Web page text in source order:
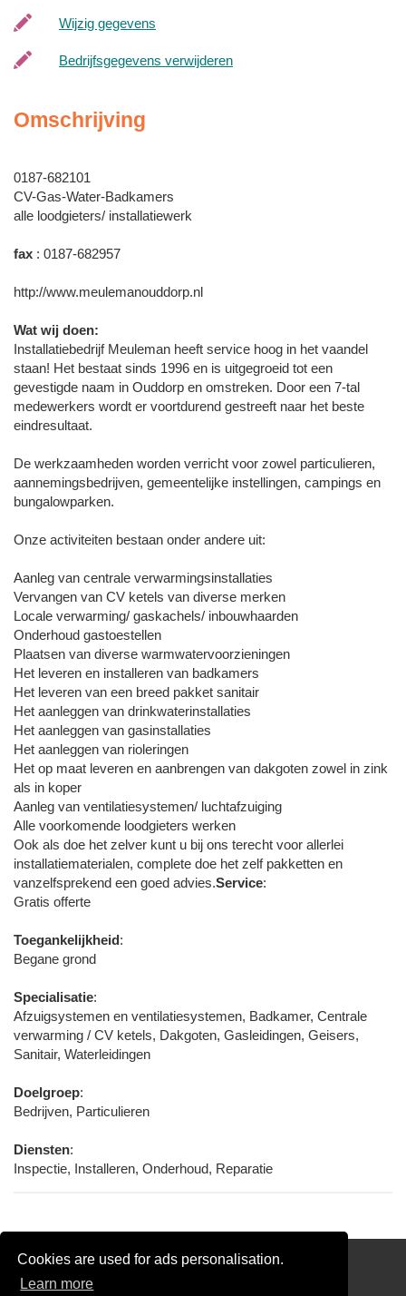
Cookies are used for ads personalisation.
Learn more
Wijzig gegevens
Bedrijfsgegevens verwijderen
Omschrijving
0187-682101
CV-Gas-Water-Badkamers
alle loodgieters/ installatiewerk
fax : 0187-682957
http://www.meulemanouddorp.nl
Wat wij doen:
Installatiebedrijf Meuleman heeft service hoog in het vaandel
staan! Het bestaat sinds 1996 en is uitgegroeid tot een
gevestigde naam in Ouddorp en omstreken. Door een 7-tal
medewerkers wordt er voortdurend gestreeft naar het beste
eindresultaat.
De werkzaamheden worden verricht voor zowel particulieren,
aannemingsbedrijven, gemeentelijke instellingen, campings en
bungalowparken.
Onze activiteiten bestaan onder andere uit:
Aanleg van centrale verwarmingsinstallaties
Vervangen van CV ketels van diverse merken
Locale verwarming/ gaskachels/ inbouwhaarden
Onderhoud gastoestellen
Plaatsen van diverse warmwatervoorzieningen
Het leveren en installeren van badkamers
Het leveren van een breed pakket sanitair
Het aanleggen van drinkwaterinstallaties
Het aanleggen van gasinstallaties
Het aanleggen van rioleringen
Het op maat leveren en aanbrengen van dakgoten zowel in zink
als in koper
Aanleg van ventilatiesystemen/ luchtafzuiging
Alle voorkomende loodgieters werken
Ook als doe het zelver kunt u bij ons terecht voor allerlei
installatiematerialen, complete doe het zelf pakketten en
vanzelfsprekend een goed advies.Service:
Gratis offerte
Toegankelijkheid:
Begane grond
Specialisatie:
Afzuigsystemen en ventilatiesystemen, Badkamer, Centrale
verwarming / CV ketels, Dakgoten, Gasleidingen, Geisers,
Sanitair, Waterleidingen
Doelgroep:
Bedrijven, Particulieren
Diensten:
Inspectie, Installeren, Onderhoud, Reparatie
Partners
Gratis Loodgieter Offertes Vergelijken